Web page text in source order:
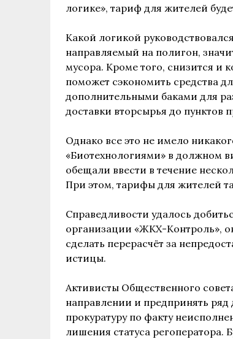
логике», тариф для жителей
Какой логикой
направляемый на полигон,
мусора. Кроме того, снизится и
поможет сэкономить средства
дополнительными баками для
доставки вторсырья до пунктов
Однако все это не имело
«Биотехнологиями» в должном
обещали ввести в течение
При этом, тарифы для жителей
Справедливости удалось
организации «ЖКХ-Контроль»,
сделать перерасчёт за
истицы.
Активисты Общественного
направлении и предпринять
прокуратуру по факту
лишения статуса регоператора.